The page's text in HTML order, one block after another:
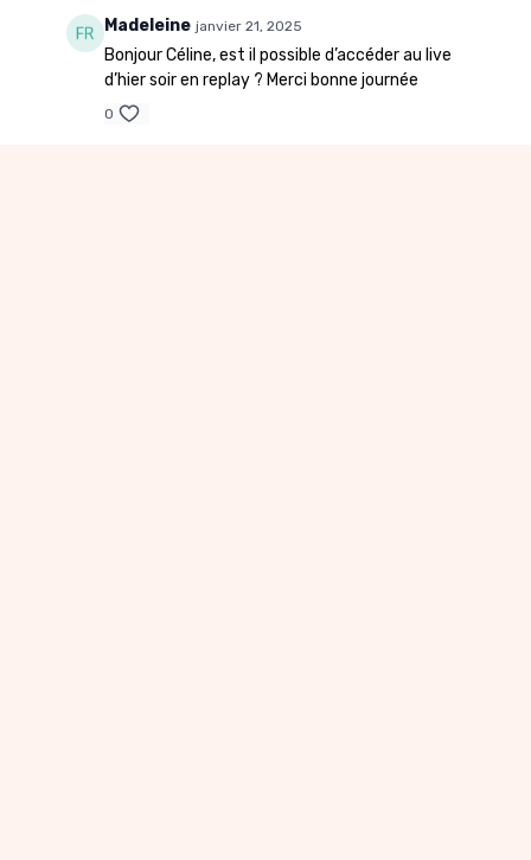
Madeleine janvier 21, 2025
Bonjour Céline, est il possible d’accéder au live
d’hier soir en replay ? Merci bonne journée
0